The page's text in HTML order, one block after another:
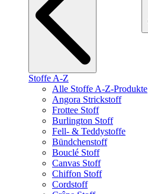
Stoffe A-Z
Alle Stoffe A-Z-Produkte
Angora Strickstoff
Frottee Stoff
Burlington Stoff
Fell- & Teddystoffe
Bündchenstoff
Bouclé Stoff
Canvas Stoff
Chiffon Stoff
Cordstoff